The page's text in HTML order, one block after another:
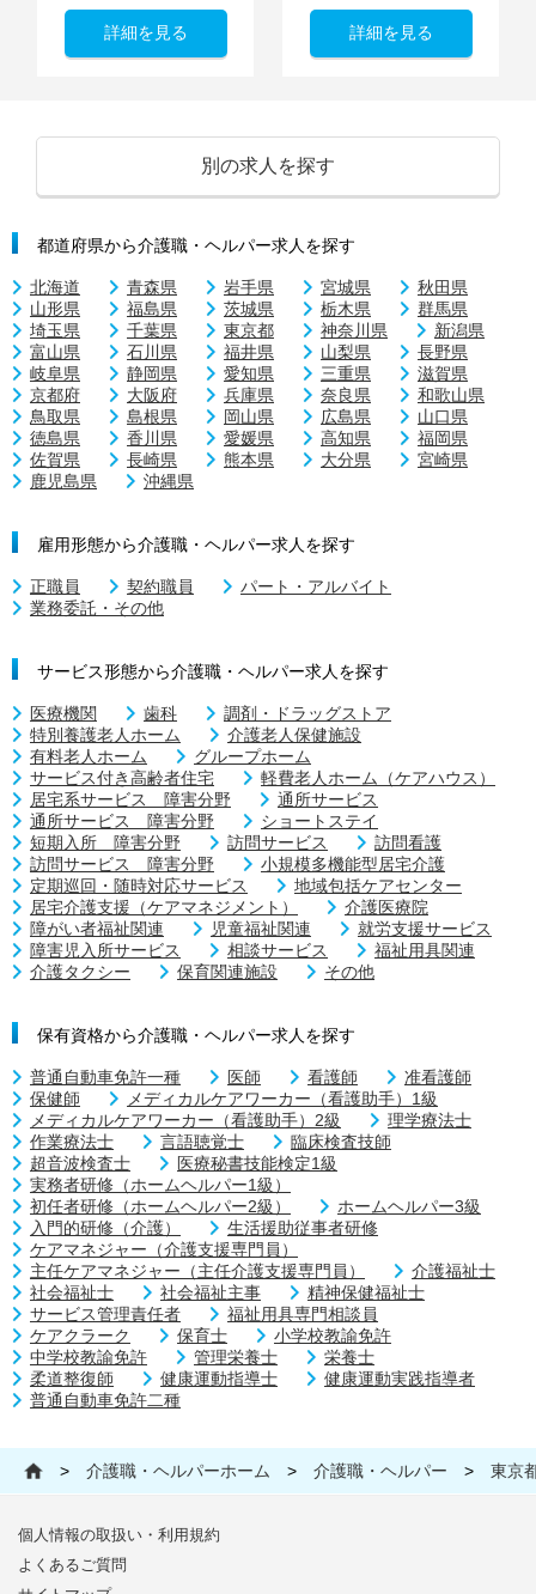
詳細を見る 詳細を見る
別の求人を探す
都道府県から介護職・ヘルパー求人を探す
北海道 青森県 岩手県 宮城県
秋田県
山形県
福島県 茨城県 栃木県
群馬県
埼玉県
千葉県 東京都 神奈川県
新潟県
富山県
石川県 福井県 山梨県
長野県
岐阜県
静岡県 愛知県 三重県
滋賀県
京都府
大阪府 兵庫県 奈良県
和歌山県
鳥取県
島根県 岡山県 広島県
山口県
徳島県
香川県 愛媛県 高知県
福岡県
佐賀県
長崎県 熊本県 大分県
宮崎県
鹿児島県
沖縄県
雇用形態から介護職・ヘルパー求人を探す
正職員 契約職員
パート・アルバイト
業務委託・その他
サービス形態から介護職・ヘルパー求人を探す
医療機関 歯科
調剤・ドラッグストア
特別養護老人ホーム
介護老人保健施設
有料老人ホーム
グループホーム
サービス付き高齢者住宅
軽費老人ホーム（ケアハウス）
居宅系サービス 障害分野
通所サービス
通所サービス 障害分野
ショートステイ
短期入所 障害分野
訪問サービス
訪問看護
訪問サービス 障害分野
小規模多機能型居宅介護
定期巡回・随時対応サービス
地域包括ケアセンター
居宅介護支援（ケアマネジメント）
介護医療院
障がい者福祉関連
児童福祉関連
就労支援サービス
障害児入所サービス
相談サービス
福祉用具関連
介護タクシー
保育関連施設 その他
保有資格から介護職・ヘルパー求人を探す
普通自動車免許一種 医師 看護師
准看護師
保健師
メディカルケアワーカー（看護助手）1級
メディカルケアワーカー（看護助手）2級
理学療法士
作業療法士
言語聴覚士
臨床検査技師
超音波検査士
医療秘書技能検定1級
実務者研修（ホームヘルパー1級）
初任者研修（ホームヘルパー2級）
ホームヘルパー3級
入門的研修（介護）
生活援助従事者研修
ケアマネジャー（介護支援専門員）
主任ケアマネジャー（主任介護支援専門員）
介護福祉士
社会福祉士
社会福祉主事
精神保健福祉士
サービス管理責任者
福祉用具専門相談員
ケアクラーク
保育士
小学校教諭免許
中学校教諭免許
管理栄養士
栄養士
柔道整復師
健康運動指導士
健康運動実践指導者
普通自動車免許二種
> 介護職・ヘルパーホーム > 介護職・ヘルパー > 東京
個人情報の取扱い・利用規約
よくあるご質問